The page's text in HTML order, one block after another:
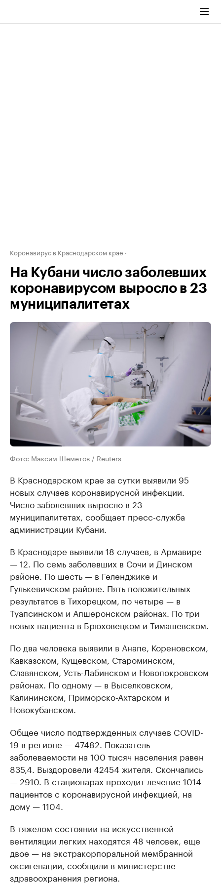
Коронавирус в Краснодарском крае
На Кубани число заболевших
коронавирусом выросло в 23
муниципалитетах
Фото: Максим Шеметов / Reuters
В Краснодарском крае за сутки выявили 95
новых случаев коронавирусной инфекции.
Число заболевших выросло в 23
муниципалитетах, сообщает пресс-служба
администрации Кубани.
В Краснодаре выявили 18 случаев, в Армавире
— 12. По семь заболевших в Сочи и Динском
районе. По шесть — в Геленджике и
Гулькевичском районе. Пять положительных
результатов в Тихорецком, по четыре — в
Туапсинском и Апшеронском районах. По три
новых пациента в Брюховецком и Тимашевском.
По два человека выявили в Анапе, Кореновском,
Кавказском, Кущевском, Староминском,
Славянском, Усть-Лабинском и Новопокровском
районах. По одному — в Выселковском,
Калининском, Приморско-Ахтарском и
Новокубанском.
Общее число подтвержденных случаев COVID-
19 в регионе — 47482. Показатель
заболеваемости на 100 тысяч населения равен
835,4. Выздоровели 42454 жителя. Скончались
— 2910. В стационарах проходит лечение 1014
пациентов с коронавирусной инфекцией, на
дому — 1104.
В тяжелом состоянии на искусственной
вентиляции легких находятся 48 человек, еще
двое — на экстракорпоральной мембранной
оксигенации, сообщили в министерстве
здравоохранения региона.